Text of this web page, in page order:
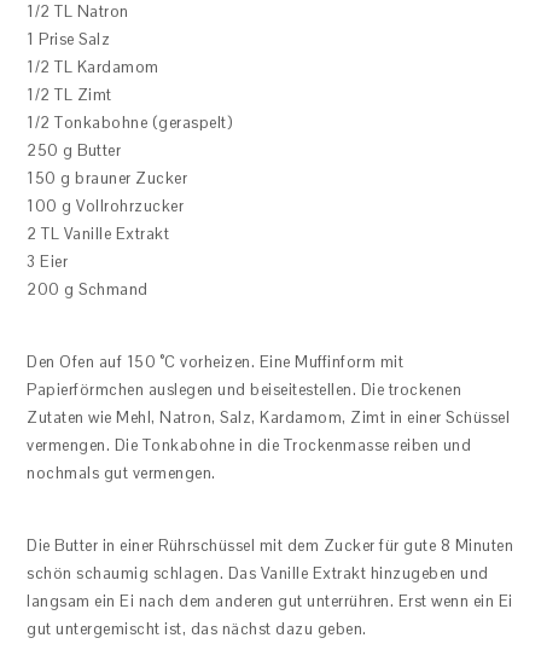
1/2 TL Natron
1 Prise Salz
1/2 TL Kardamom
1/2 TL Zimt
1/2 Tonkabohne (geraspelt)
250 g Butter
150 g brauner Zucker
100 g Vollrohrzucker
2 TL Vanille Extrakt
3 Eier
200 g Schmand
Den Ofen auf 150 °C vorheizen. Eine Muffinform mit
Papierförmchen auslegen und beiseitestellen. Die trockenen
Zutaten wie Mehl, Natron, Salz, Kardamom, Zimt in einer Schüssel
vermengen. Die Tonkabohne in die Trockenmasse reiben und
nochmals gut vermengen.
Die Butter in einer Rührschüssel mit dem Zucker für gute 8 Minuten
schön schaumig schlagen. Das Vanille Extrakt hinzugeben und
langsam ein Ei nach dem anderen gut unterrühren. Erst wenn ein Ei
gut untergemischt ist, das nächst dazu geben.